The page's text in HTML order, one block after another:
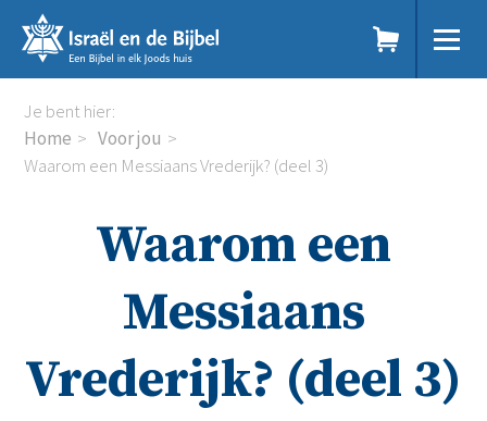
links
naar
de
inhoud
Je bent hier:
Home
Voor jou
Waarom een Messiaans Vrederijk? (deel 3)
Waarom een
Messiaans
Vrederijk? (deel 3)
Doe mee
Voor jou
Podcast
Magazine
Digitale nieuwsbrief
Agenda
Jongerenwerk
Het Studiehuis (cursus)